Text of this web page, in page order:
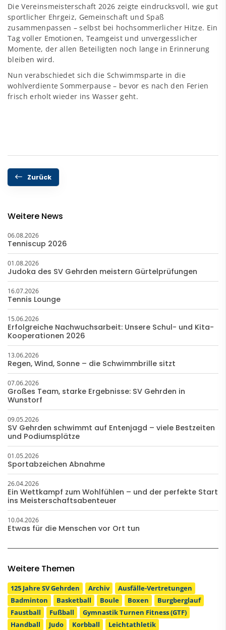
Die Vereinsmeisterschaft 2026 zeigte eindrucksvoll, wie gut
sportlicher Ehrgeiz, Gemeinschaft und Spaß
zusammenpassen – selbst bei hochsommerlicher Hitze. Ein
Tag voller Emotionen, Teamgeist und unvergesslicher
Momente, der allen Beteiligten noch lange in Erinnerung
bleiben wird.
Nun verabschiedet sich die Schwimmsparte in die
wohlverdiente Sommerpause – bevor es nach den Ferien
frisch erholt wieder ins Wasser geht.
Zurück
Weitere News
06.08.2026
Tenniscup 2026
01.08.2026
Judoka des SV Gehrden meistern Gürtelprüfungen
16.07.2026
Tennis Lounge
15.06.2026
Erfolgreiche Nachwuchsarbeit: Unsere Schul- und Kita-
Kooperationen 2026
13.06.2026
Regen, Wind, Sonne – die Schwimmbrille sitzt
07.06.2026
Großes Team, starke Ergebnisse: SV Gehrden in
Wunstorf
09.05.2026
SV Gehrden schwimmt auf Entenjagd – viele Bestzeiten
und Podiumsplätze
01.05.2026
Sportabzeichen Abnahme
26.04.2026
Ein Wettkampf zum Wohlfühlen – und der perfekte Start
ins Meisterschaftsabenteuer
10.04.2026
Etwas für die Menschen vor Ort tun
Weitere Themen
125 Jahre SV Gehrden Archiv
Ausfälle-Vertretungen
Badminton
Basketball Boule Boxen
Burgberglauf
Faustball
Fußball
Gymnastik Turnen Fitness (GTF)
Handball
Judo Korbball
Leichtathletik